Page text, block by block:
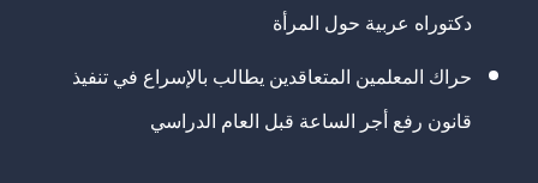
دكتوراه عربية حول المرأة
حراك المعلمين المتعاقدين يطالب بالإسراع في تنفيذ
قانون رفع أجر الساعة قبل العام الدراسي